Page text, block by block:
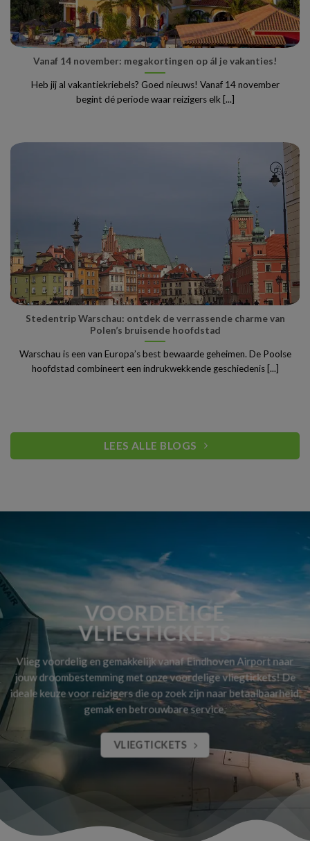
Vanaf 14 november: megakortingen op ál je vakanties!
Heb jij al vakantiekriebels? Goed nieuws! Vanaf 14 november
begint dé periode waar reizigers elk [...]
Stedentrip Warschau: ontdek de verrassende charme van
Polen’s bruisende hoofdstad
Warschau is een van Europa’s best bewaarde geheimen. De Poolse
hoofdstad combineert een indrukwekkende geschiedenis [...]
LEES ALLE BLOGS
VOORDELIGE
VLIEGTICKETS
Vlieg voordelig en gemakkelijk vanaf Eindhoven Airport naar
jouw droombestemming met onze voordelige vliegtickets! De
ideale keuze voor reizigers die op zoek zijn naar betaalbaarheid,
gemak en betrouwbare service.
VLIEGTICKETS